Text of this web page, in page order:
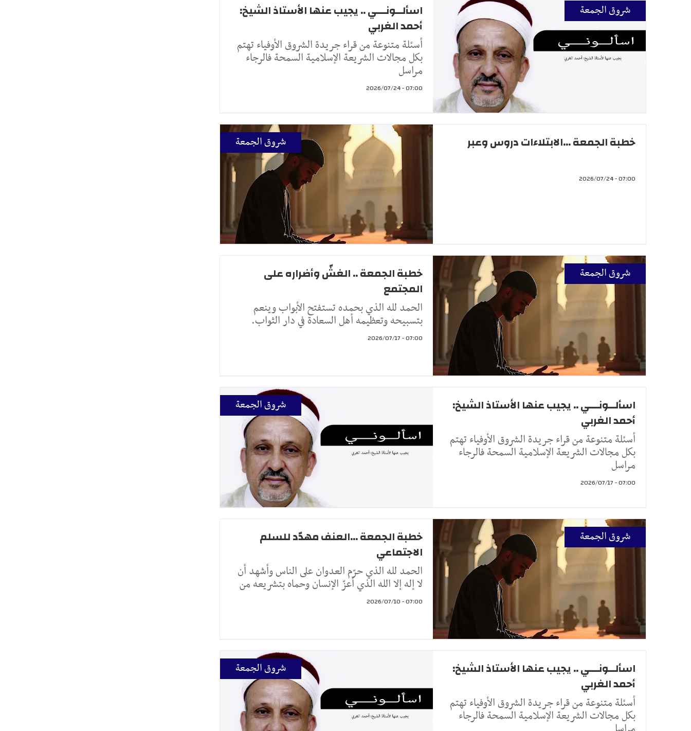
شروق الجمعة
اسألــونـــي .. يجيب عنها الأستاذ الشيخ:
أحمد الغربي
أسئلة متنوعة من قراء جريدة الشروق الأوفياء تهتم
بكل مجالات الشريعة الإسلامية السمحة فالرجاء
مراسل
07:00 - 2026/07/24
شروق الجمعة خطبة الجمعة ...الابتلاءات دروس وعبر
07:00 - 2026/07/24
شروق الجمعة
خطبة الجمعة .. الغشّ وأضراره على
المجتمع
الحمد لله الذي بحمده تستفتح الأبواب وينعم
بتسبيحه وتعظيمه أهل السعادة في دار الثواب.
07:00 - 2026/07/17
شروق الجمعة
اسألــونـــي .. يجيب عنها الأستاذ الشيخ:
أحمد الغربي
أسئلة متنوعة من قراء جريدة الشروق الأوفياء تهتم
بكل مجالات الشريعة الإسلامية السمحة فالرجاء
مراسل
07:00 - 2026/07/17
شروق الجمعة
خطبة الجمعة ...العنف مهدّد للسلم
الاجتماعي
الحمد لله الذي حرّم العدوان على الناس وأشهد أن
لا إله إلا الله الذي أعزّ الإنسان وحماه بتشريعه من
07:00 - 2026/07/10
شروق الجمعة
اسألــونـــي .. يجيب عنها الأستاذ الشيخ:
أحمد الغربي
أسئلة متنوعة من قراء جريدة الشروق الأوفياء تهتم
بكل مجالات الشريعة الإسلامية السمحة فالرجاء